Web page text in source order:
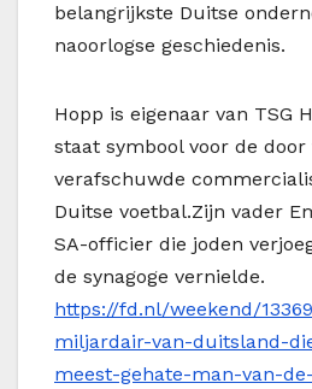
belangrijkste Duitse
naoorlogse geschiedenis.
Hopp is eigenaar van TSG
staat symbool voor de door
verafschuwde
Duitse voetbal.Zijn vader
SA-officier die joden
de synagoge vernielde.
https://fd.nl/weekend/
miljardair-van-duitsland-
meest-gehate-man-van-